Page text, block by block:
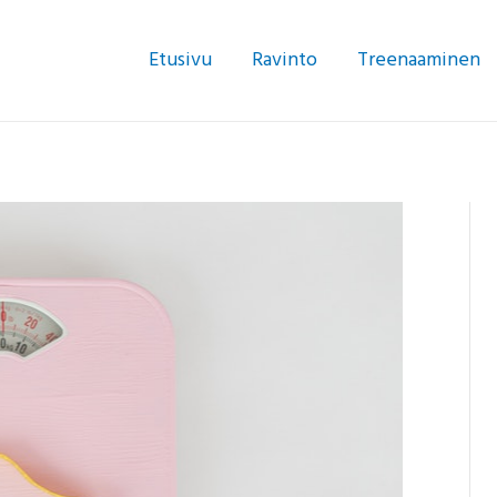
Etusivu Ravinto Treenaaminen